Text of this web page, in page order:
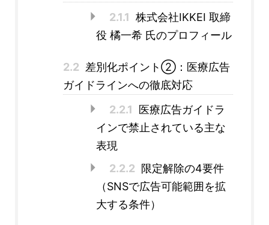
2.1.1 株式会社IKKEI 取締
役 橘一希 氏のプロフィール
2.2 差別化ポイント②：医療広告
ガイドラインへの徹底対応
2.2.1
医療広告ガイドラ
インで禁止されている主な
表現
2.2.2 限定解除の4要件
（SNSで広告可能範囲を拡
大する条件）